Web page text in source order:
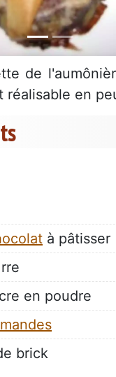
de
réalisable en
à pâtisser
en poudre
brick